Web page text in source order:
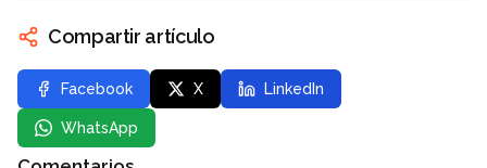
Compartir artículo
Facebook X LinkedIn
WhatsApp